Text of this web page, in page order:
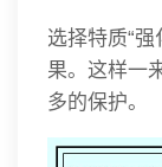
选择特质“
果。这样一
多的保护。